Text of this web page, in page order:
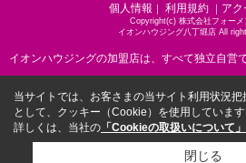
個人情報 ｜ 利用規約 ｜ ア
Copyright(c) 株式会社フォーメ
イオンハウジング八丁堀店 All
イオンハウジングの加盟店は、すべて独立自営で
当サイトでは、お客さまの当サイト利用状況
として、クッキー（Cookie）を使用しています
詳しくは、当社の 「Cookieの取扱いについて」
閉じる